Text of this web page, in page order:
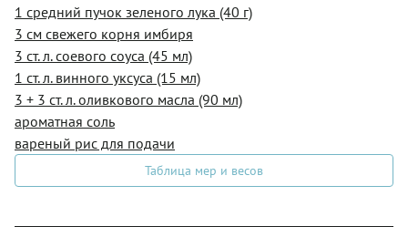
1 средний пучок зеленого лука (40 г)
3 см свежего корня имбиря
3 ст. л. соевого соуса (45 мл)
1 ст. л. винного уксуса (15 мл)
3 + 3 ст. л. оливкового масла (90 мл)
ароматная соль
вареный рис для подачи
Таблица мер и весов